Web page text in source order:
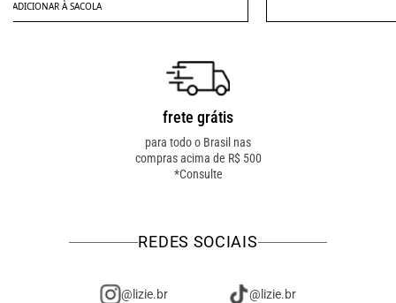
frete grátis
para todo o Brasil nas
compras acima de R$ 500
*Consulte
REDES SOCIAIS
@lizie.br @lizie.br